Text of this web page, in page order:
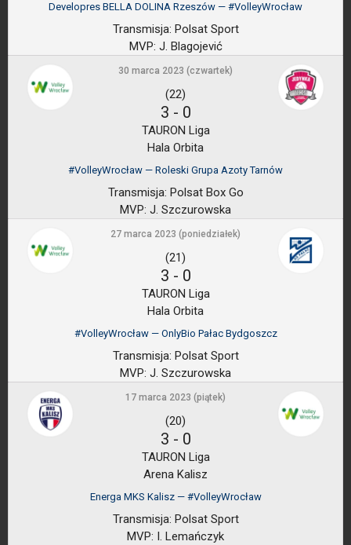
Developres BELLA DOLINA Rzeszów — #VolleyWrocław
Transmisja: Polsat Sport
MVP: J. Blagojević
30 marca 2023 (czwartek)
(22)
3 - 0
TAURON Liga
Hala Orbita
#VolleyWrocław — Roleski Grupa Azoty Tarnów
Transmisja: Polsat Box Go
MVP: J. Szczurowska
27 marca 2023 (poniedziałek)
(21)
3 - 0
TAURON Liga
Hala Orbita
#VolleyWrocław — OnlyBio Pałac Bydgoszcz
Transmisja: Polsat Sport
MVP: J. Szczurowska
17 marca 2023 (piątek)
(20)
3 - 0
TAURON Liga
Arena Kalisz
Energa MKS Kalisz — #VolleyWrocław
Transmisja: Polsat Sport
MVP: I. Lemańczyk